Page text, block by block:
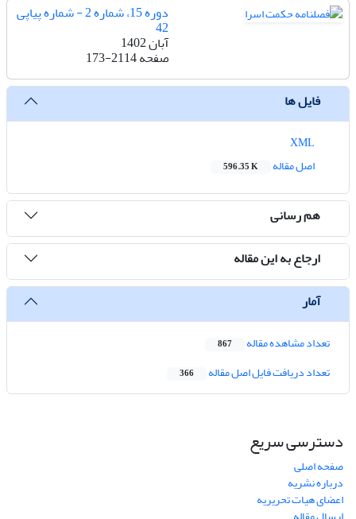
دوره 15، شماره 2 - شماره پیاپی
42
آبان 1402
صفحه173-2114
فایل ها
اصل مقاله
596.35 K
هم رسانی
ارجاع به این مقاله
آمار
تعداد مشاهده مقاله 867
تعداد دریافت فایل اصل مقاله 366
دسترسی سریع
صفحه اصلی
درباره نشریه
اعضای هیات تحریریه